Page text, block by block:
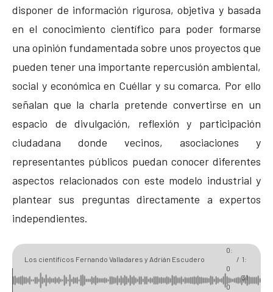
disponer de información rigurosa, objetiva y basada
en el conocimiento científico para poder formarse
una opinión fundamentada sobre unos proyectos que
pueden tener una importante repercusión ambiental,
social y económica en Cuéllar y su comarca. Por ello
señalan que la charla pretende convertirse en un
espacio de divulgación, reflexión y participación
ciudadana donde vecinos, asociaciones y
representantes públicos puedan conocer diferentes
aspectos relacionados con este modelo industrial y
plantear sus preguntas directamente a expertos
independientes.
Los científicos Fernando Valladares y Adrián Escudero
ofrecen su visión de los proyectos de biogás en la comarca
0:
0
0
/ 1:
31